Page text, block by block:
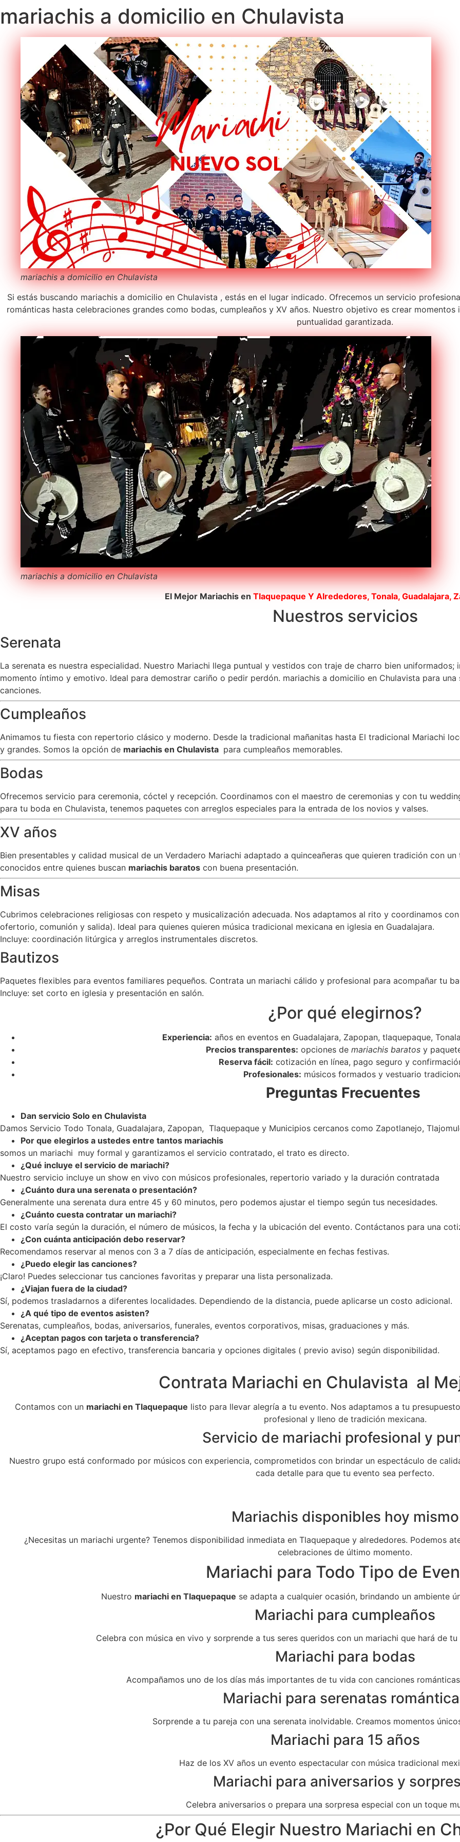
mariachis a domicilio en Chulavista
mariachis a domicilio en Chulavista
Si estás buscando mariachis a domicilio en Chulavista , estás en el lugar indicado. Ofrecemos un servicio
románticas hasta celebraciones grandes como bodas, cumpleaños y XV años. Nuestro objetivo es crear
puntualidad garantizada.
mariachis a domicilio en Chulavista
El Mejor Mariachis en Tlaquepaque Y Alrededores, Tonala, Guadalajara,
Nuestros servicios
Serenata
La serenata es nuestra especialidad. Nuestro Mariachi llega puntual y vestidos con traje de charro bien
momento íntimo y emotivo. Ideal para demostrar cariño o pedir perdón. mariachis a domicilio en Chulavista para
canciones.
Cumpleaños
Animamos tu fiesta con repertorio clásico y moderno. Desde la tradicional mañanitas hasta El tradicional Mariachi
y grandes. Somos la opción de mariachis en Chulavista para cumpleaños memorables.
Bodas
Ofrecemos servicio para ceremonia, cóctel y recepción. Coordinamos con el maestro de ceremonias y con tu
para tu boda en Chulavista, tenemos paquetes con arreglos especiales para la entrada de los novios y valses.
XV años
Bien presentables y calidad musical de un Verdadero Mariachi adaptado a quinceañeras que quieren tradición con
conocidos entre quienes buscan mariachis baratos con buena presentación.
Misas
Cubrimos celebraciones religiosas con respeto y musicalización adecuada. Nos adaptamos al rito y coordinamos
ofertorio, comunión y salida). Ideal para quienes quieren música tradicional mexicana en iglesia en Guadalajara.
Incluye: coordinación litúrgica y arreglos instrumentales discretos.
Bautizos
Paquetes flexibles para eventos familiares pequeños. Contrata un mariachi cálido y profesional para acompañar tu
Incluye: set corto en iglesia y presentación en salón.
¿Por qué elegirnos?
Experiencia: años en eventos en Guadalajara, Zapopan, tlaquepaque,
Precios transparentes: opciones de mariachis baratos y
Reserva fácil: cotización en línea, pago seguro y
Profesionales: músicos formados y vestuario
Preguntas Frecuentes
Dan servicio Solo en Chulavista
Damos Servicio Todo Tonala, Guadalajara, Zapopan, Tlaquepaque y Municipios cercanos como Zapotlanejo,
Por que elegirlos a ustedes entre tantos mariachis
somos un mariachi muy formal y garantizamos el servicio contratado, el trato es directo.
¿Qué incluye el servicio de mariachi?
Nuestro servicio incluye un show en vivo con músicos profesionales, repertorio variado y la duración contratada
¿Cuánto dura una serenata o presentación?
Generalmente una serenata dura entre 45 y 60 minutos, pero podemos ajustar el tiempo según tus necesidades.
¿Cuánto cuesta contratar un mariachi?
El costo varía según la duración, el número de músicos, la fecha y la ubicación del evento. Contáctanos para una
¿Con cuánta anticipación debo reservar?
Recomendamos reservar al menos con 3 a 7 días de anticipación, especialmente en fechas festivas.
¿Puedo elegir las canciones?
¡Claro! Puedes seleccionar tus canciones favoritas y preparar una lista personalizada.
¿Viajan fuera de la ciudad?
Sí, podemos trasladarnos a diferentes localidades. Dependiendo de la distancia, puede aplicarse un costo adicional.
¿A qué tipo de eventos asisten?
Serenatas, cumpleaños, bodas, aniversarios, funerales, eventos corporativos, misas, graduaciones y más.
¿Aceptan pagos con tarjeta o transferencia?
Sí, aceptamos pago en efectivo, transferencia bancaria y opciones digitales ( previo aviso) según disponibilidad.
Contrata Mariachi en Chulavista al
Contamos con un mariachi en Tlaquepaque listo para llevar alegría a tu evento. Nos adaptamos a tu
profesional y lleno de tradición mexicana.
Servicio de mariachi profesional y
Nuestro grupo está conformado por músicos con experiencia, comprometidos con brindar un espectáculo de
cada detalle para que tu evento sea perfecto.
Mariachis disponibles hoy mismo
¿Necesitas un mariachi urgente? Tenemos disponibilidad inmediata en Tlaquepaque y alrededores. Podemos
celebraciones de último momento.
Mariachi para Todo Tipo de
Nuestro mariachi en Tlaquepaque se adapta a cualquier ocasión, brindando un ambiente
Mariachi para cumpleaños
Celebra con música en vivo y sorprende a tus seres queridos con un mariachi que hará de
Mariachi para bodas
Acompañamos uno de los días más importantes de tu vida con canciones
Mariachi para serenatas
Sorprende a tu pareja con una serenata inolvidable. Creamos momentos
Mariachi para 15 años
Haz de los XV años un evento espectacular con música tradicional
Mariachi para aniversarios y
Celebra aniversarios o prepara una sorpresa especial con un toque
¿Por Qué Elegir Nuestro Mariachi en